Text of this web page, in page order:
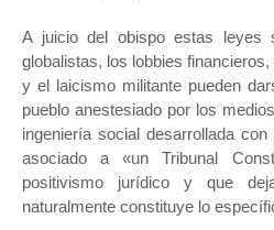
A juicio del obispo estas leyes
globalistas, los lobbies
y el laicismo militante pueden
pueblo anestesiado por los
ingeniería social desarrollada
asociado a «un Tribunal
positivismo jurídico y que
naturalmente constituye lo